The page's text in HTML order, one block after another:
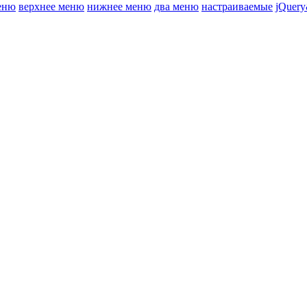
верхнее меню нижнее меню два меню настраиваемые